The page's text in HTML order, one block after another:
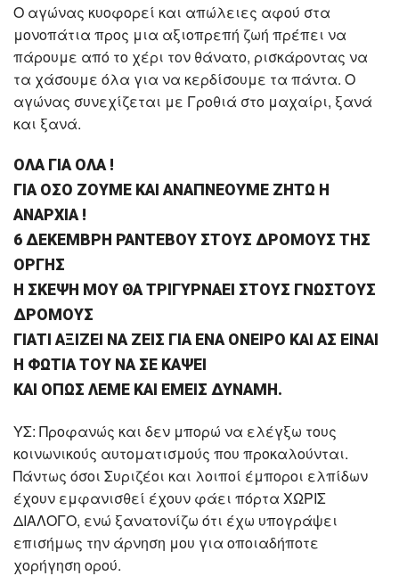
Ο αγώνας κυοφορεί και απώλειες αφού στα
μονοπάτια προς μια αξιοπρεπή ζωή πρέπει να
πάρουμε από το χέρι τον θάνατο, ρισκάροντας να
τα χάσουμε όλα για να κερδίσουμε τα πάντα. Ο
αγώνας συνεχίζεται με Γροθιά στο μαχαίρι, ξανά
και ξανά.
ΟΛΑ ΓΙΑ ΟΛΑ !
ΓΙΑ ΟΣΟ ΖΟΥΜΕ ΚΑΙ ΑΝΑΠΝΕΟΥΜΕ ΖΗΤΩ Η
ΑΝΑΡΧΙΑ !
6 ΔΕΚΕΜΒΡΗ ΡΑΝΤΕΒΟΥ ΣΤΟΥΣ ΔΡΟΜΟΥΣ ΤΗΣ
ΟΡΓΗΣ
Η ΣΚΕΨΗ ΜΟΥ ΘΑ ΤΡΙΓΥΡΝΑΕΙ ΣΤΟΥΣ ΓΝΩΣΤΟΥΣ
ΔΡΟΜΟΥΣ
ΓΙΑΤΙ ΑΞΙΖΕΙ ΝΑ ΖΕΙΣ ΓΙΑ ΕΝΑ ΟΝΕΙΡΟ ΚΑΙ ΑΣ ΕΙΝΑΙ
Η ΦΩΤΙΑ ΤΟΥ ΝΑ ΣΕ ΚΑΨΕΙ
ΚΑΙ ΟΠΩΣ ΛΕΜΕ ΚΑΙ ΕΜΕΙΣ ΔΥΝΑΜΗ.
ΥΣ: Προφανώς και δεν μπορώ να ελέγξω τους
κοινωνικούς αυτοματισμούς που προκαλούνται.
Πάντως όσοι Συριζέοι και λοιποί έμποροι ελπίδων
έχουν εμφανισθεί έχουν φάει πόρτα ΧΩΡΙΣ
ΔΙΑΛΟΓΟ, ενώ ξανατονίζω ότι έχω υπογράψει
επισήμως την άρνηση μου για οποιαδήποτε
χορήγηση ορού.